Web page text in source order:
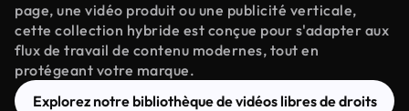
page, une vidéo produit ou une publicité verticale,
cette collection hybride est conçue pour s'adapter aux
flux de travail de contenu modernes, tout en
protégeant votre marque.
Explorez notre bibliothèque de vidéos libres de droits